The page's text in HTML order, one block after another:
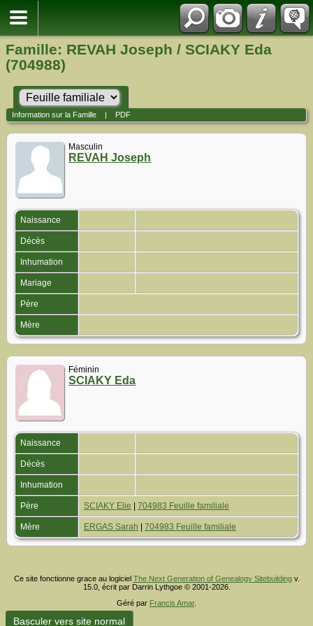
Famille: REVAH Joseph / SCIAKY Eda
(704988)
Information sur la Famille| PDF
Masculin
REVAH Joseph
Naissance
Décès
Inhumation
Mariage
Père
Mère
Féminin
SCIAKY Eda
Naissance
Décès
Inhumation
Père SCIAKY Elie 704983 Feuille familiale
Mère ERGAS Sarah 704983 Feuille familiale
Ce site fonctionne grace au logiciel The Next Generation of Genealogy Sitebuildingv.
15.0, écrit par Darrin Lythgoe © 2001-2026.
Géré par Francis Amar.
Basculer vers site normal